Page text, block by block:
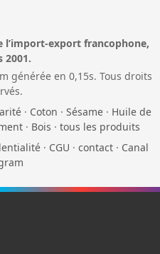
l’import-export francophone,
2001.
générée en 0,15s. Tous droits
· Coton · Sésame · Huile de
· Bois · tous les produits
· CGU · contact · Canal